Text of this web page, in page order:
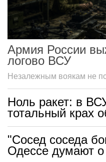
Армия России
логово ВСУ
Незалежным воякам не
Ноль ракет: в
тотальный крах
"Сосед соседа
Одессе думают о